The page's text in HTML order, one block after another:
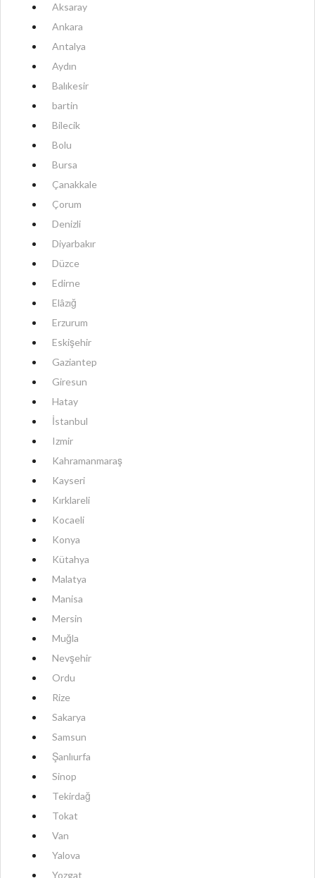
Aksaray
Ankara
Antalya
Aydın
Balıkesir
bartin
Bilecik
Bolu
Bursa
Çanakkale
Çorum
Denizli
Diyarbakır
Düzce
Edirne
Elâzığ
Erzurum
Eskişehir
Gaziantep
Giresun
Hatay
İstanbul
Izmir
Kahramanmaraş
Kayseri
Kırklareli
Kocaeli
Konya
Kütahya
Malatya
Manisa
Mersin
Muğla
Nevşehir
Ordu
Rize
Sakarya
Samsun
Şanlıurfa
Sinop
Tekirdağ
Tokat
Van
Yalova
Yozgat